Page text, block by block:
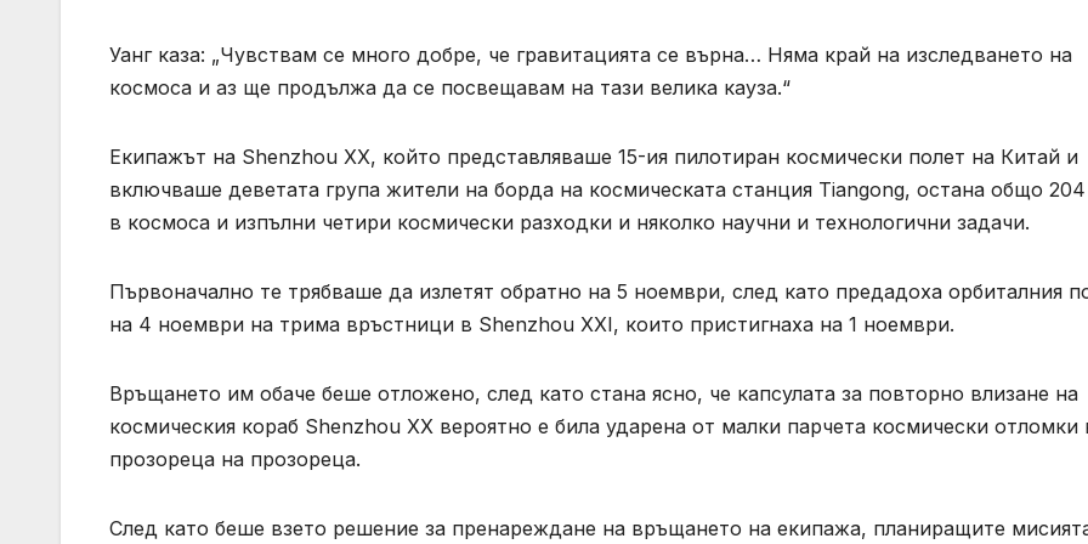
Уанг каза: „Чувствам се много добре, че гравитацията се върна… Няма край на изследването на
космоса и аз ще продължа да се посвещавам на тази велика кауза.“
Екипажът на Shenzhou XX, който представляваше 15-ия пилотиран космически полет на Китай и
включваше деветата група жители на борда на космическата станция Tiangong, остана общо
в космоса и изпълни четири космически разходки и няколко научни и технологични задачи.
Първоначално те трябваше да излетят обратно на 5 ноември, след като предадоха орбиталния
на 4 ноември на трима връстници в Shenzhou XXI, които пристигнаха на 1 ноември.
Връщането им обаче беше отложено, след като стана ясно, че капсулата за повторно влизане на
космическия кораб Shenzhou XX вероятно е била ударена от малки парчета космически отломки
прозореца на прозореца.
След като беше взето решение за пренареждане на връщането на екипажа, планиращите